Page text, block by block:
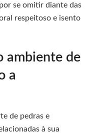
se omitir diante das
respeitoso e isento
ambiente de
a
de pedras e
à sua